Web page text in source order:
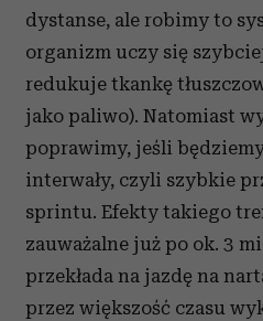
dystanse, ale robimy to
organizm uczy się
redukuje tkankę
jako paliwo). Natomiast
poprawimy, jeśli
interwały, czyli szybkie
sprintu. Efekty takiego
zauważalne już po ok. 3
przekłada na jazdę na
przez większość czasu